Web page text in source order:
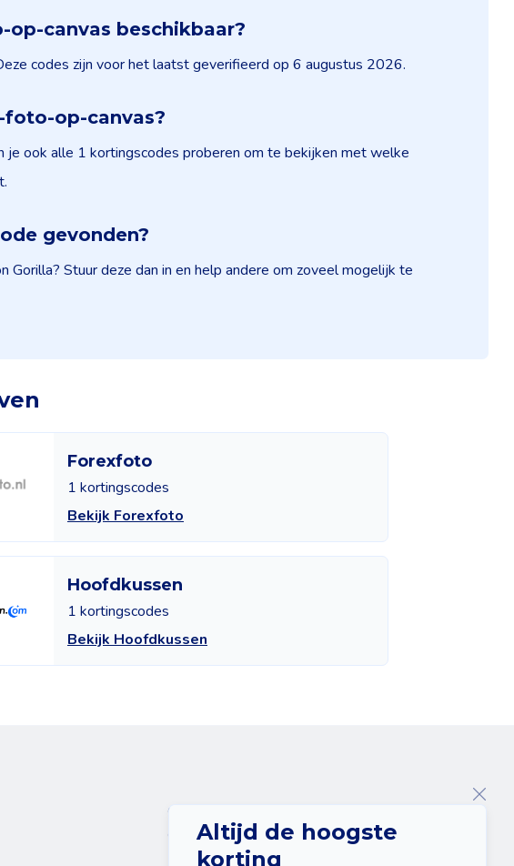
canvas beschikbaar?
codes zijn voor het laatst geverifieerd op 6 augustus 2026.
op-canvas?
je ook alle 1 kortingscodes proberen om te bekijken met welke
gevonden?
Stuur deze dan in en help andere om zoveel mogelijk te
Forexfoto
1 kortingscodes
Bekijk Forexfoto
Hoofdkussen
1 kortingscodes
Bekijk Hoofdkussen
Altijd de hoogste
korting
Over ons
Contact